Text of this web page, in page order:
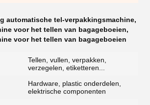
automatische tel-verpakkingsmachine,
voor het tellen van bagageboeien,
voor het tellen van bagageboeien
Tellen, vullen, verpakken,
verzegelen, etiketteren...
Hardware, plastic onderdelen,
elektrische componenten